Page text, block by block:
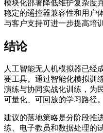
模块化部署降低维护复杂度
稳定的遥控器兼容性和用户
与客户支持可进一步提高培
结论
人工智能无人机模拟器已经
要工具。通过智能化模拟训
演练与协同实战化训练，为
可量化、可回放的学习路径。
建议的落地策略是分阶段推
练、电子教员和数据处理的